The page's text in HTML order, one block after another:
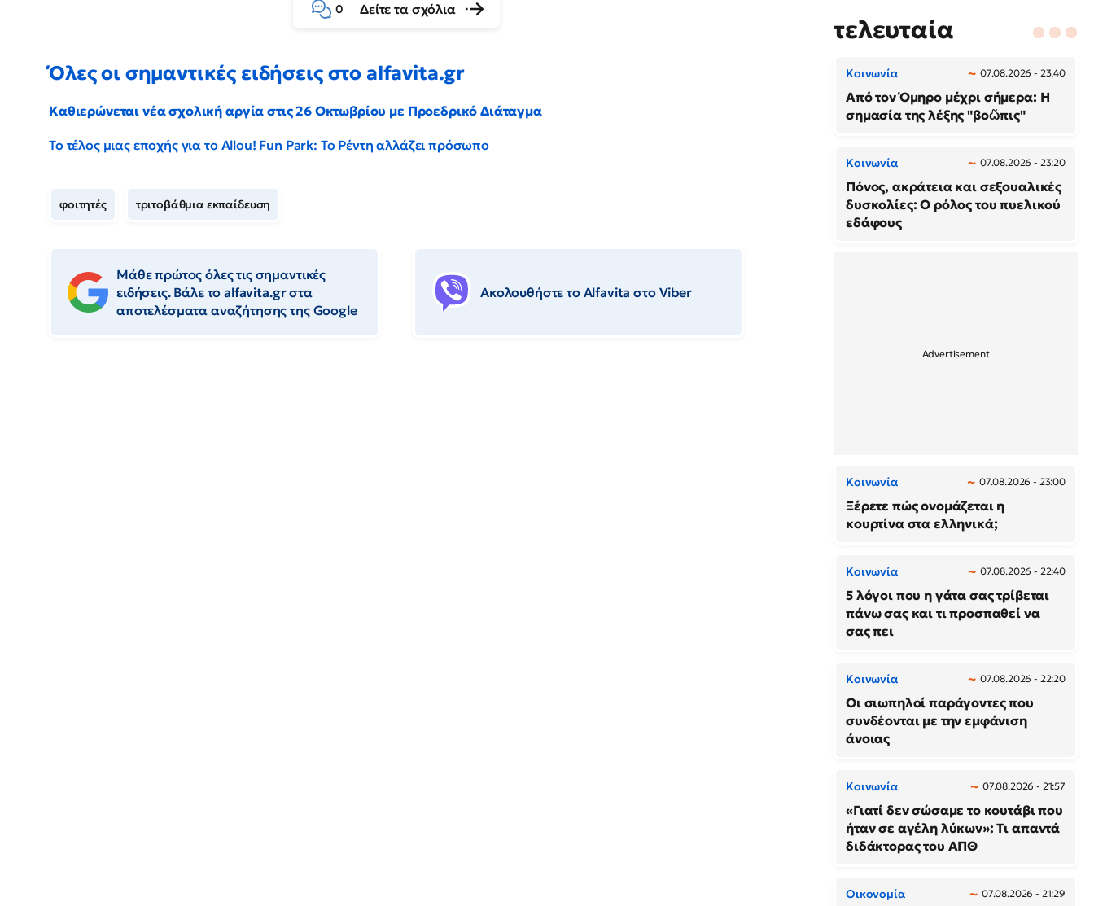
0 Δείτε τα σχόλια
Όλες οι σημαντικές ειδήσεις στο alfavita.gr
Καθιερώνεται νέα σχολική αργία στις 26 Οκτωβρίου με Προεδρικό Διάταγμα
Το τέλος μιας εποχής για το Allou! Fun Park: Το Ρέντη αλλάζει πρόσωπο
φοιτητές τριτοβάθμια εκπαίδευση
Μάθε πρώτος όλες τις σημαντικές
ειδήσεις. Βάλε το alfavita.gr στα
αποτελέσματα αναζήτησης της Google
Ακολουθήστε το Αlfavita στο Viber
τελευταία
Κοινωνία 07.08.2026 - 23:40
Από τον Όμηρο μέχρι σήμερα: Η
σημασία της λέξης "βοῶπις"
Κοινωνία 07.08.2026 - 23:20
Πόνος, ακράτεια και σεξουαλικές
δυσκολίες: Ο ρόλος του πυελικού
εδάφους
Κοινωνία 07.08.2026 - 23:00
Ξέρετε πώς ονομάζεται η
κουρτίνα στα ελληνικά;
Κοινωνία 07.08.2026 - 22:40
5 λόγοι που η γάτα σας τρίβεται
πάνω σας και τι προσπαθεί να
σας πει
Κοινωνία 07.08.2026 - 22:20
Οι σιωπηλοί παράγοντες που
συνδέονται με την εμφάνιση
άνοιας
Κοινωνία 07.08.2026 - 21:57
«Γιατί δεν σώσαμε το κουτάβι που
ήταν σε αγέλη λύκων»: Τι απαντά
διδάκτορας του ΑΠΘ
Οικονομία 07.08.2026 - 21:29